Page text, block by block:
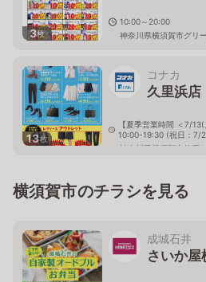
3枚
10:00～20:00
神奈川県横須賀市グリ
13枚
コナカ
久里浜店
【夏季営業時間 ＜7/
10:00-19:30 (祝日：7/
神奈川県横須賀市佐原
横須賀市のチラシを見る
成城石井
さいか屋